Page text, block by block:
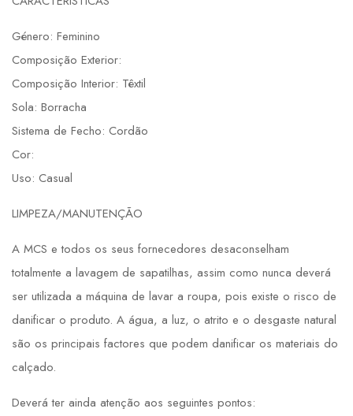
Género: Feminino
Composição Exterior:
Composição Interior: Têxtil
Sola: Borracha
Sistema de Fecho: Cordão
Cor:
Uso: Casual
LIMPEZA/MANUTENÇÃO
A MCS e todos os seus fornecedores desaconselham
totalmente a lavagem de sapatilhas, assim como nunca deverá
ser utilizada a máquina de lavar a roupa, pois existe o risco de
danificar o produto. A água, a luz, o atrito e o desgaste natural
são os principais factores que podem danificar os materiais do
calçado.
Deverá ter ainda atenção aos seguintes pontos: